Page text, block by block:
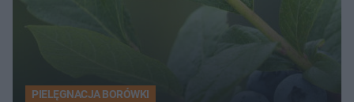
PIELĘGNACJA BORÓWKI